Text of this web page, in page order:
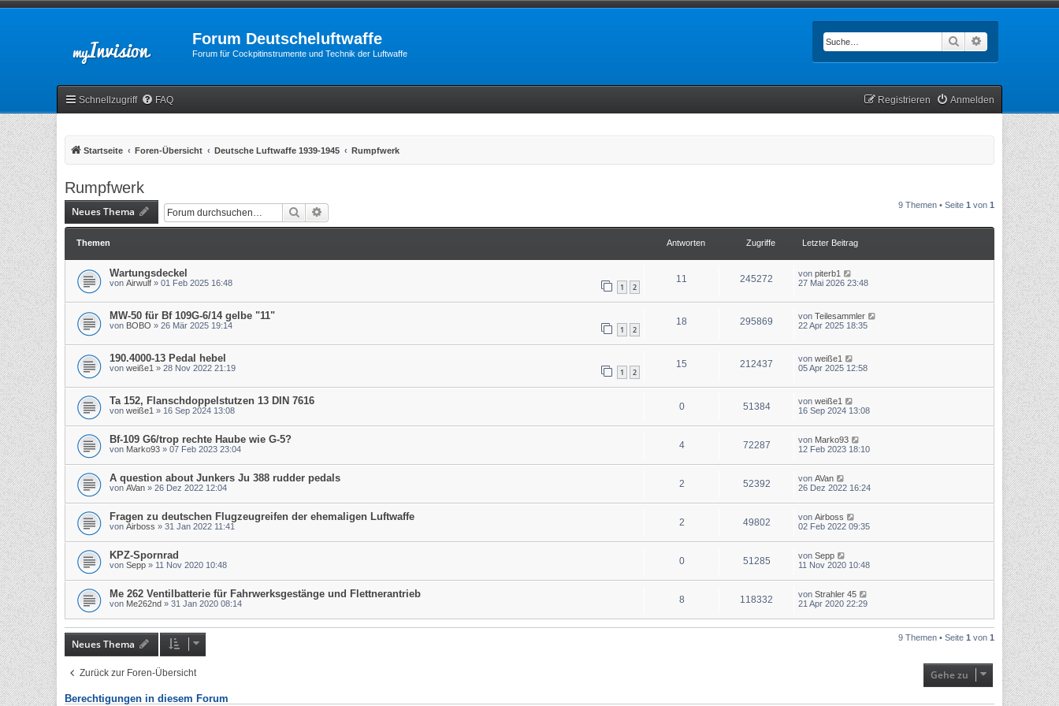
Forum Deutscheluftwaffe
Forum für Cockpitinstrumente und Technik der Luftwaffe
Suche
Schnellzugriff FAQ Anmelden
Registrieren
Startseite Foren-Übersicht Deutsche Luftwaffe 1939-1945 Rumpfwerk
Rumpfwerk
Neues Thema Suche 9 Themen • Seite 1 von 1
Themen Antworten Zugriffe Letzter Beitrag
Wartungsdeckel
von Airwulf » 01 Feb 2025 16:48 1 2
11 245272 von piterb1
27 Mai 2026 23:48
MW-50 für Bf 109G-6/14 gelbe "11"
von BOBO » 26 Mär 2025 19:14 1 2
18 295869 von Teilesammler
22 Apr 2025 18:35
190.4000-13 Pedal hebel
von weiße1 » 28 Nov 2022 21:19 1 2
15 212437 von weiße1
05 Apr 2025 12:58
Ta 152, Flanschdoppelstutzen 13 DIN 7616
von weiße1 » 16 Sep 2024 13:08 0 51384 von weiße1
16 Sep 2024 13:08
Bf-109 G6/trop rechte Haube wie G-5?
von Marko93 » 07 Feb 2023 23:04 4 72287 von Marko93
12 Feb 2023 18:10
A question about Junkers Ju 388 rudder pedals
von AVan » 26 Dez 2022 12:04 2 52392 von AVan
26 Dez 2022 16:24
Fragen zu deutschen Flugzeugreifen der ehemaligen Luftwaffe
von Airboss » 31 Jan 2022 11:41 2 49802 von Airboss
02 Feb 2022 09:35
KPZ-Spornrad
von Sepp » 11 Nov 2020 10:48 0 51285 von Sepp
11 Nov 2020 10:48
Me 262 Ventilbatterie für Fahrwerksgestänge und Flettnerantrieb
von Me262nd » 31 Jan 2020 08:14 8 118332 von Strahler 45
21 Apr 2020 22:29
Neues Thema 9 Themen • Seite 1 von 1
Zurück zur Foren-Übersicht Gehe zu
Berechtigungen in diesem Forum